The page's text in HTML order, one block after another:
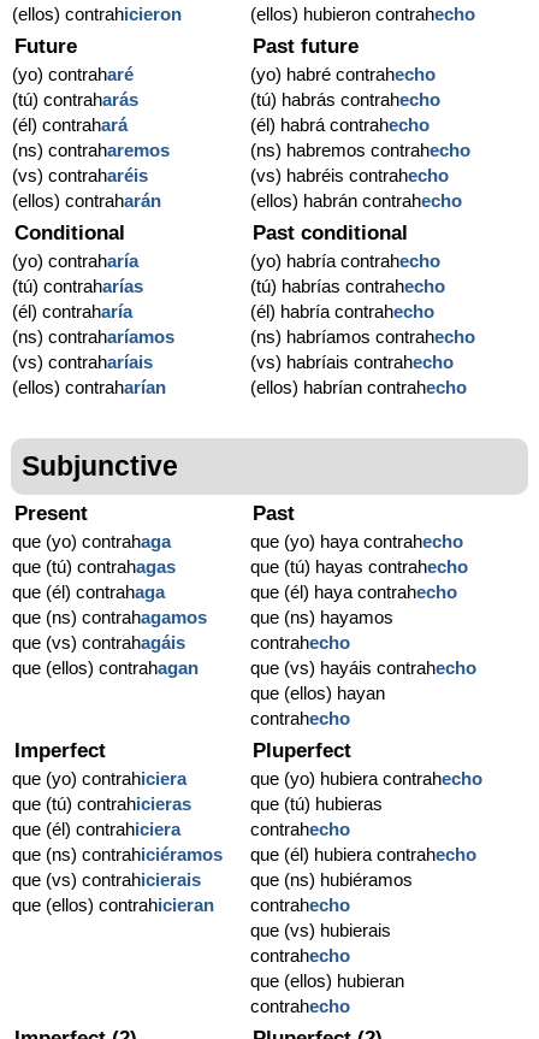
(ellos) contrahicieron
(ellos) hubieron contrahecho
Future
(yo) contraharé
(tú) contraharás
(él) contrahará
(ns) contraharemos
(vs) contraharéis
(ellos) contraharán
Past future
(yo) habré contrahecho
(tú) habrás contrahecho
(él) habrá contrahecho
(ns) habremos contrahecho
(vs) habréis contrahecho
(ellos) habrán contrahecho
Conditional
(yo) contraharía
(tú) contraharías
(él) contraharía
(ns) contraharíamos
(vs) contraharíais
(ellos) contraharían
Past conditional
(yo) habría contrahecho
(tú) habrías contrahecho
(él) habría contrahecho
(ns) habríamos contrahecho
(vs) habríais contrahecho
(ellos) habrían contrahecho
Subjunctive
Present
que (yo) contrahaga
que (tú) contrahagas
que (él) contrahaga
que (ns) contrahagamos
que (vs) contrahagáis
que (ellos) contrahagan
Past
que (yo) haya contrahecho
que (tú) hayas contrahecho
que (él) haya contrahecho
que (ns) hayamos
contrahecho
que (vs) hayáis contrahecho
que (ellos) hayan
contrahecho
Imperfect
que (yo) contrahiciera
que (tú) contrahicieras
que (él) contrahiciera
que (ns) contrahiciéramos
que (vs) contrahicierais
que (ellos) contrahicieran
Pluperfect
que (yo) hubiera contrahecho
que (tú) hubieras
contrahecho
que (él) hubiera contrahecho
que (ns) hubiéramos
contrahecho
que (vs) hubierais
contrahecho
que (ellos) hubieran
contrahecho